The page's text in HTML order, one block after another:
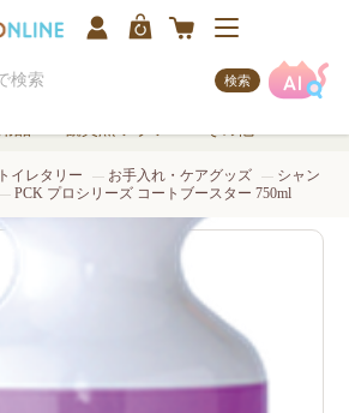
検索
トイレタリー お手入れ・ケアグッズ
シャン
PCK プロシリーズ コートブースター 750ml